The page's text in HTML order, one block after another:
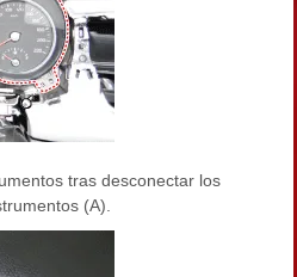
tras desconectar los
(A).